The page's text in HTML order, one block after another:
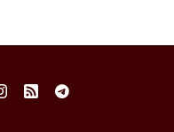
Feed Telegram